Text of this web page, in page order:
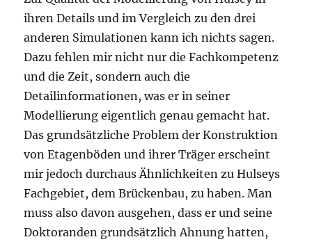
ihren Details und im Vergleich zu den drei
anderen Simulationen kann ich nichts sagen.
Dazu fehlen mir nicht nur die Fachkompetenz
und die Zeit, sondern auch die
Detailinformationen, was er in seiner
Modellierung eigentlich genau gemacht hat.
Das grundsätzliche Problem der Konstruktion
von Etagenböden und ihrer Träger erscheint
mir jedoch durchaus Ähnlichkeiten zu Hulseys
Fachgebiet, dem Brückenbau, zu haben. Man
muss also davon ausgehen, dass er und seine
Doktoranden grundsätzlich Ahnung hatten,